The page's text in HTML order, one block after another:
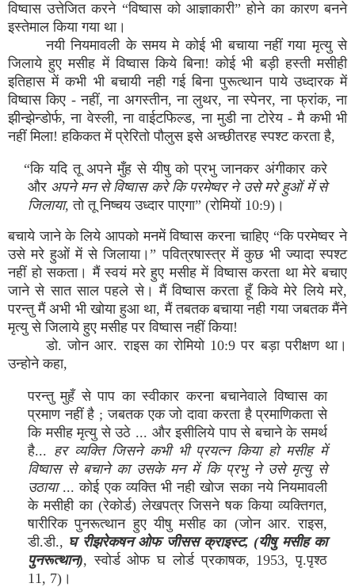
विष्‍वास उत्तेजित करने “विष्‍वास को आज्ञाकारी” होने का कारण बनने
इस्‍तेमाल किया गया था।
नयी नियमावली के समय मे कोई भी बचाया नहीं गया मृत्‍यु से
जिलाये हुए मसीह में विष्‍वास किये बिना! कोई भी बड़ी हस्‍ती मसीही
इतिहास में कभी भी बचायी नही गई बिना पुरूत्‍थान पाये उध्‍दारक में
विष्‍वास किए - नहीं, ना अगस्‍तीन, ना लुथर, ना स्‍पेनर, ना फ्रांक, ना
झीन्‍झेन्‍डोर्फ, ना वेस्‍ली, ना वाईटफिल्‍ड, ना मुडी ना टोरेय - मै कभी भी
नहीं मिला! हकिकत में प्रेरितो पौलुस इसे अच्‍छीतरह स्‍पश्‍ट करता है,
“कि यदि तू अपने मुँह से यीषु को प्रभु जानकर अंगीकार करे
और अपने मन से विष्‍वास करे कि परमेष्‍वर ने उसे मरे हुओं में से
जिलाया, तो तू निष्‍चय उध्‍दार पाएगा” (रोमियों 10:9)।
बचाये जाने के लिये आपको मनमें विष्‍वास करना चाहिए “कि परमेष्‍वर ने
उसे मरे हुओं में से जिलाया।” पवित्रषास्‍त्र में कुछ भी ज्‍यादा स्‍पश्‍ट
नहीं हो सकता। मैं स्‍वयं मरे हुए मसीह में विष्‍वास करता था मेरे बचाए
जाने से सात साल पहले से। मैं विष्‍वास करता हूँ किवे मेरे लिये मरे,
परन्‍तु मैं अभी भी खोया हुआ था, मैं तबतक बचाया नही गया जबतक मैंने
मृत्‍यु से जिलाये हुए मसीह पर विष्‍वास नहीं किया!
डो. जोन आर. राइस का रोमियो 10:9 पर बड़ा परीक्षण था।
उन्‍होने कहा,
परन्‍तु मुहँ से पाप का स्‍वीकार करना बचानेवाले विष्‍वास का
प्रमाण नहीं है ; जबतक एक जो दावा करता है प्रमाणिकता से
कि मसीह मृत्‍यु से उठे ... और इसीलिये पाप से बचाने के समर्थ
है... हर व्‍यक्‍ति जिसने कभी भी प्रयत्‍न किया हो मसीह में
विष्‍वास से बचाने का उसके मन में कि प्रभु ने उसे मृत्‍यु से
उठाया ... कोई एक व्‍यक्‍ति भी नही खोज सका नये नियमावली
के मसीही का (रेकोर्ड) लेखपत्र जिसने षक किया व्‍यक्‍तिगत,
षारीरिक पुनरूत्‍थान हुए यीषु मसीह का (जोन आर. राइस,
डी.डी., घ रीझरेकषन ओफ जीसस क्राइस्‍ट, (यीषु मसीह का
पुनरूत्‍थान), स्‍वोर्ड ओफ घ लोर्ड प्रकाषक, 1953, पृ.पृश्‍ठ
11, 7)।